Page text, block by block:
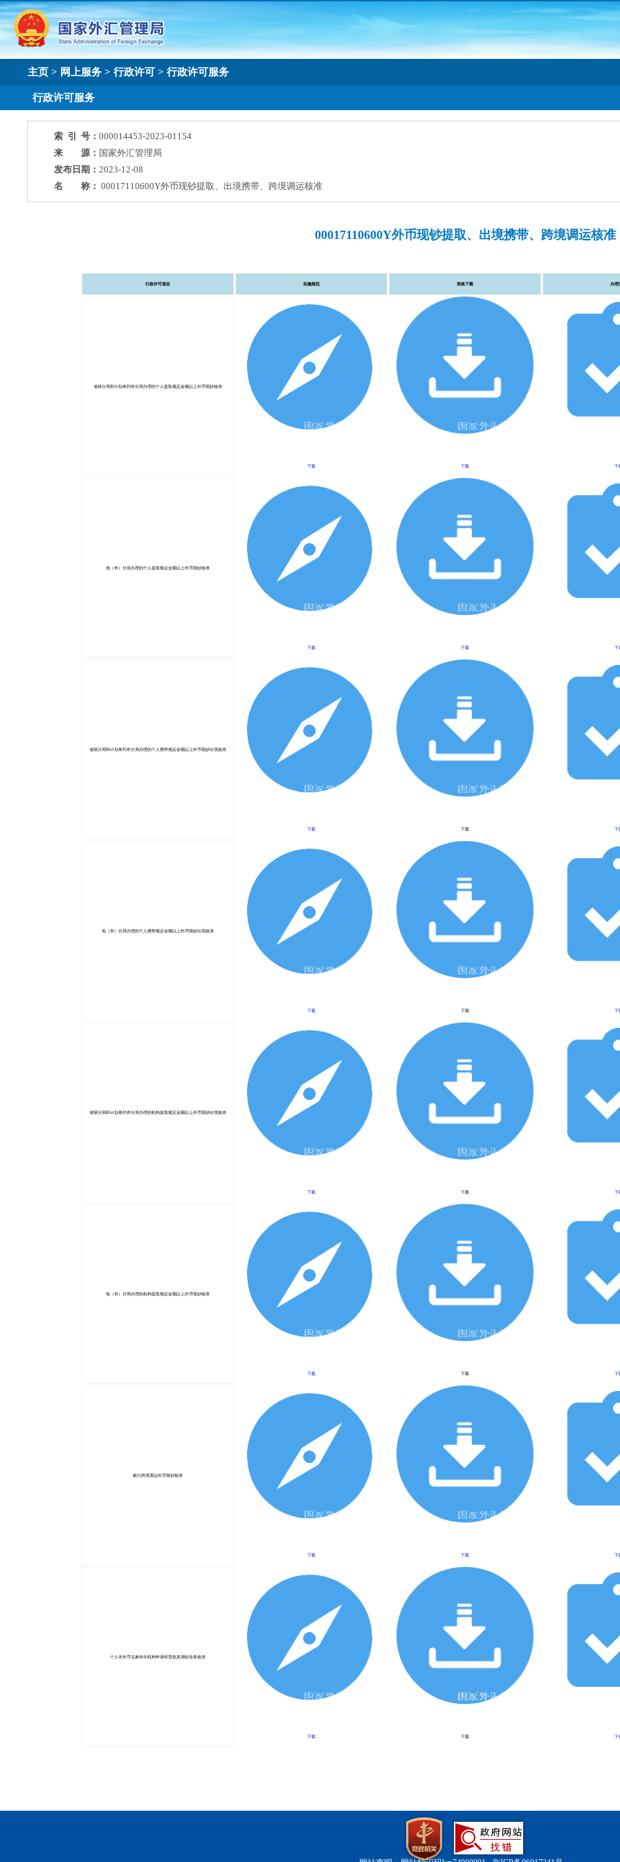
主页 > 网上服务 >行政许可 >行政许可服务
行政许可服务
索 引 号：000014453-2023-01154
来 源： 国家外汇管理局
发布日期：2023-12-08
名 称： 00017110600Y外币现钞提取、出境携带、跨境调运核准
00017110600Y外币现钞提取、出境携带、跨境调运核准
行政许可项目 实施规范 表格下载 办理
省级分局和计划单列市分局办理的个人提取规定金额以上外币现钞核准
下载 下载 下
地（市）分局办理的个人提取规定金额以上外币现钞核准
下载 下载 下
省级分局和计划单列市分局办理的个人携带规定金额以上外币现钞出境核准
下载 下载 下
地（市）分局办理的个人携带规定金额以上外币现钞出境核准
下载 下载 下
省级分局和计划单列市分局办理的机构提取规定金额以上外币现钞出境核准
下载 下载 下
地（市）分局办理的机构提取规定金额以上外币现钞核准
下载 下载 下
银行跨境调运外币现钞核准
下载 下载 下
个人本外币兑换特许机构申请经营批发调钞业务核准
下载 下载 下